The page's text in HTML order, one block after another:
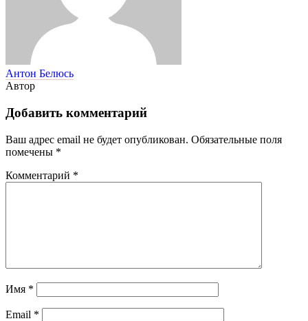
Антон Белюсь
Автор
Добавить комментарий
Ваш адрес email не будет опубликован. Обязательные поля
помечены *
Комментарий *
Имя *
Email *